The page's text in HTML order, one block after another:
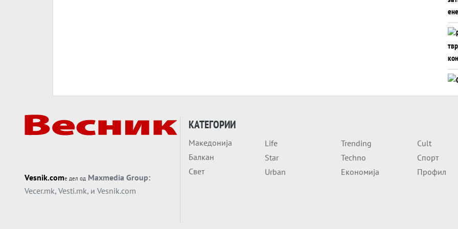
Vesnik.comе дел од Maxmedia Group:
Vecer.mk, Vesti.mk, и Vesnik.com
КАТЕГОРИИ
Македонија
Балкан
Свет
Life
Star
Urban
Trending
Techno
Економија
Cult
Спорт
Профил